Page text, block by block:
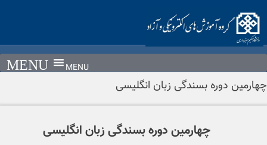
MENU
دوره بسندگی زبان انگلیسی
چهارمین دوره بسندگی زبان انگلیسی